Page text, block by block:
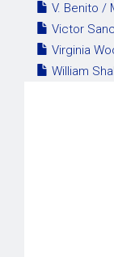
V. Benito /
Victor
Virginia
William